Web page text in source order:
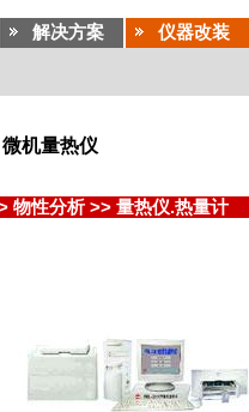
解决方案 仪器改装
机量热仪
物性分析 >> 量热仪.热量计